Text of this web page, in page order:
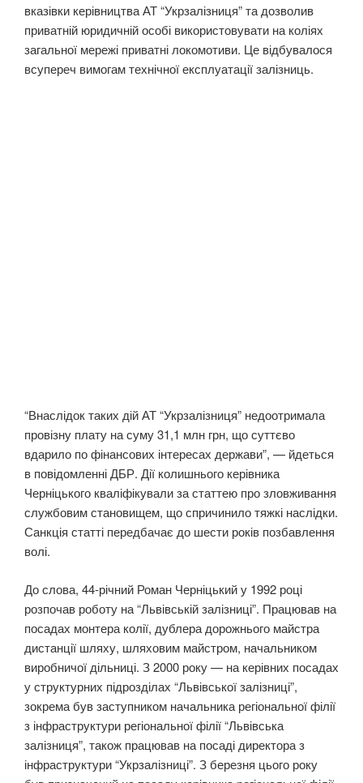
вказівки керівництва АТ “Укрзалізниця” та дозволив
приватній юридичній особі використовувати на коліях
загальної мережі приватні локомотиви. Це відбувалося
всупереч вимогам технічної експлуатації залізниць.
“Внаслідок таких дій АТ “Укрзалізниця” недоотримала
провізну плату на суму 31,1 млн грн, що суттєво
вдарило по фінансових інтересах держави”, — йдеться
в повідомленні ДБР. Дії колишнього керівника
Черніцького кваліфікували за статтею про зловживання
службовим становищем, що спричинило тяжкі наслідки.
Санкція статті передбачає до шести років позбавлення
волі.
До слова, 44-річний Роман Черніцький у 1992 році
розпочав роботу на “Львівській залізниці”. Працював на
посадах монтера колії, дублера дорожнього майстра
дистанції шляху, шляховим майстром, начальником
виробничої дільниці. З 2000 року — на керівних посадах
у структурних підрозділах “Львівської залізниці”,
зокрема був заступником начальника регіональної філії
з інфраструктури регіональної філії “Львівська
залізниця”, також працював на посаді директора з
інфраструктури “Укрзалізниці”. З березня цього року